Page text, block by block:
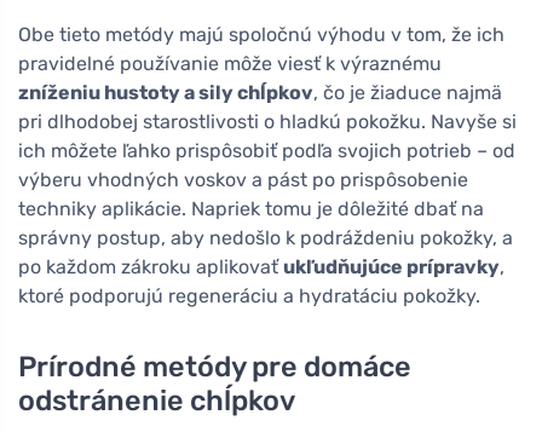
Obe tieto metódy majú spoločnú výhodu v tom, že ich
pravidelné používanie môže viesť k výraznému
zníženiu hustoty a sily chĺpkov, čo je žiaduce najmä
pri dlhodobej starostlivosti o hladkú pokožku. Navyše si
ich môžete ľahko prispôsobiť podľa svojich potrieb – od
výberu vhodných voskov a pást po prispôsobenie
techniky aplikácie. Napriek tomu je dôležité dbať na
správny postup, aby nedošlo k podráždeniu pokožky, a
po každom zákroku aplikovaťukľudňujúce prípravky,
ktoré podporujú regeneráciu a hydratáciu pokožky.
Prírodné metódy pre domáce
odstránenie chĺpkov